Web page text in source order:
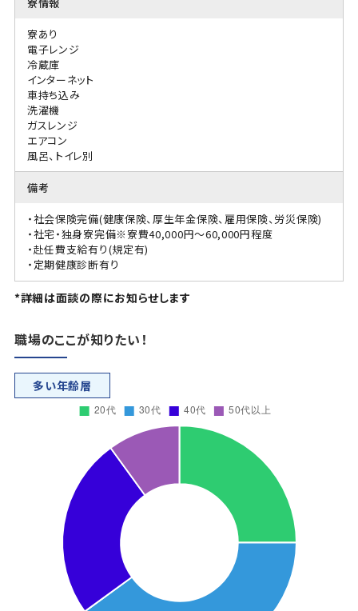
寮あり
電子レンジ
冷蔵庫
インターネット
車持ち込み
洗濯機
ガスレンジ
エアコン
風呂、トイレ別
備考
・社会保険完備(健康保険、厚生年金保険、雇用保険、労災保険)
・社宅・独身寮完備※寮費40,000円～60,000円程度
・赴任費支給有り(規定有)
・定期健康診断有り
*詳細は面談の際にお知らせします
職場のここが知りたい！
多い年齢層